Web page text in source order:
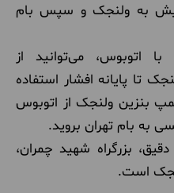
به ولنجک و سپس بام
اتوبوس، می‌توانید از
میدان ولنجک تا پایانه افشار استفاده
بنزین ولنجک از اتوبوس
به بام تهران بروید.
بزرگراه شهید چمران،
است.